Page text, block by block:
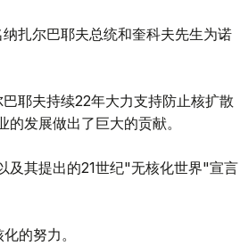
扎尔巴耶夫总统和奎科夫先生为诺
耶夫持续22年大力支持防止核扩散
发展做出了巨大的贡献。
及其提出的21世纪"无核化世界"宣言
的努力。